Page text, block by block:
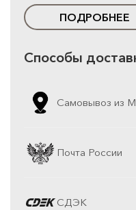
ПОДРОБНЕЕ
Способы
Самовывоз из
Почта России
СДЭК